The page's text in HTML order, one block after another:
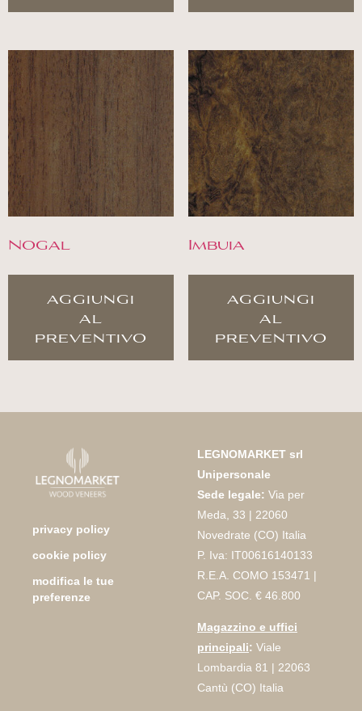
Nogal
aggiungi
al
preventivo
Imbuia
aggiungi
al
preventivo
privacy policy
cookie policy
modifica le tue
preferenze
LEGNOMARKET srl
Unipersonale
Sede legale: Via per
Meda, 33 | 22060
Novedrate (CO) Italia
P. Iva: IT00616140133
R.E.A. COMO 153471 |
CAP. SOC. € 46.800
Magazzino e uffici
principali: Viale
Lombardia 81 | 22063
Cantù (CO) Italia